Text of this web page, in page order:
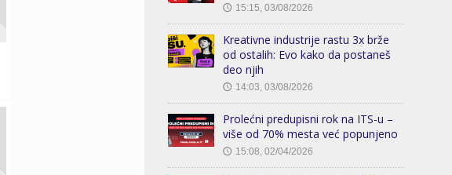
🕔 15:15, 03/08/2026
Kreativne industrije rastu 3x brže
od ostalih: Evo kako da postaneš
deo njih
🕔 14:03, 03/08/2026
Prolećni predupisni rok na ITS-u –
više od 70% mesta već popunjeno
🕔 15:08, 02/04/2026